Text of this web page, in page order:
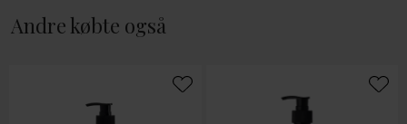
Andre købte også